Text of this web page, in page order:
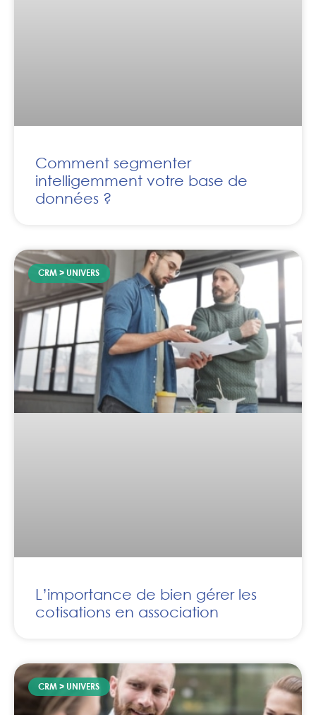
Comment segmenter
intelligemment votre base de
données ?
CRM > UNIVERS
L’importance de bien gérer les
cotisations en association
CRM > UNIVERS